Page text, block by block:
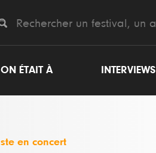
ON ÉTAIT À INTERVIEWS
en concert